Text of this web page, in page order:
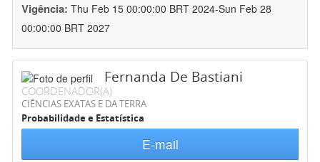
Vigência: Thu Feb 15 00:00:00 BRT 2024-Sun Feb 28
00:00:00 BRT 2027
Fernanda De Bastiani
COORDENADOR(A)
CIÊNCIAS EXATAS E DA TERRA
Probabilidade e Estatística
E-mail